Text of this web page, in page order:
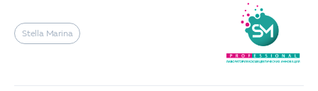
Stella Marina